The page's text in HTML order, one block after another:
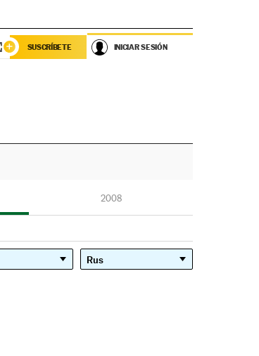
SUSCRÍBETE INICIAR SESIÓN
2008